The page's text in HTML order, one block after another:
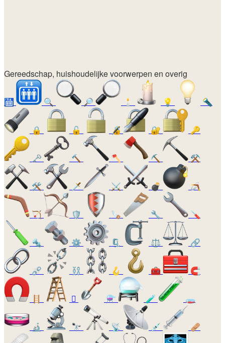
Gereedschap, huishoudelijke voorwerpen en overig
🛗 🔍 🔎 🕯️ 💡 🔦
🔒 🔓 🔏 🔐 🔑
🗝️ 🔨 🪓 ⛏️ ⚒️
🛠️ 🗡️ ⚔️ 💣 🪃
🏹 🛡️ 🪚 🔧 🪛
🔩 ⚙️ 🗜️ ⚖️ 🔗
⛓️‍💥 ⛓️ 🪝 🧰 🧲
🪜 🪏 ⚗️ 🧪 🧫
🔬 🔭 📡 💉 🩹